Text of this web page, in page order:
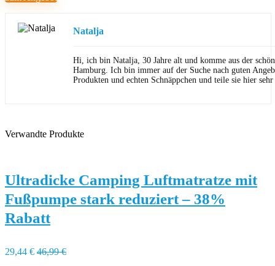
Natalja
Hi, ich bin Natalja, 30 Jahre alt und komme aus der
Hamburg. Ich bin immer auf der Suche nach guten
Produkten und echten Schnäppchen und teile sie hier
Verwandte Produkte
Ultradicke Camping Luftmatratze mit
Fußpumpe stark reduziert – 38%
Rabatt
29,44 € 46,99 €